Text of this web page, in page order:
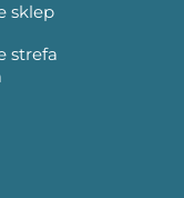
sklep
strefa